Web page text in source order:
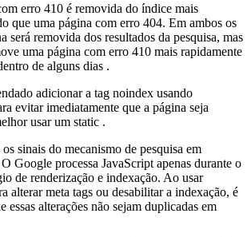
erro 410 é removida do índice mais
que uma página com erro 404. Em ambos os
será removida dos resultados da pesquisa, mas
uma página com erro 410 mais rapidamente
de alguns dias .
adicionar a tag noindex usando
evitar imediatamente que a página seja
usar um static .
sinais do mecanismo de pesquisa em
Google processa JavaScript apenas durante o
de renderização e indexação. Ao usar
alterar meta tags ou desabilitar a indexação, é
essas alterações não sejam duplicadas em